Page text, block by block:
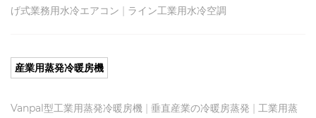
げ式業務用水冷エアコン | ライン工業用水冷空調
産業用蒸発冷暖房機
Vanpal型工業用蒸発冷暖房機 | 垂直産業の冷暖房蒸発 | 工業用蒸